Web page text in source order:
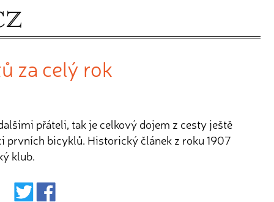
za celý rok
přáteli, tak je celkový dojem z cesty ještě
prvních bicyklů. Historický článek z roku 1907
klub.